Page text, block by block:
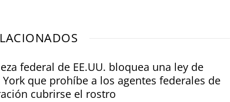
federal de EE.UU. bloquea una ley de
York que prohíbe a los agentes federales de
cubrirse el rostro